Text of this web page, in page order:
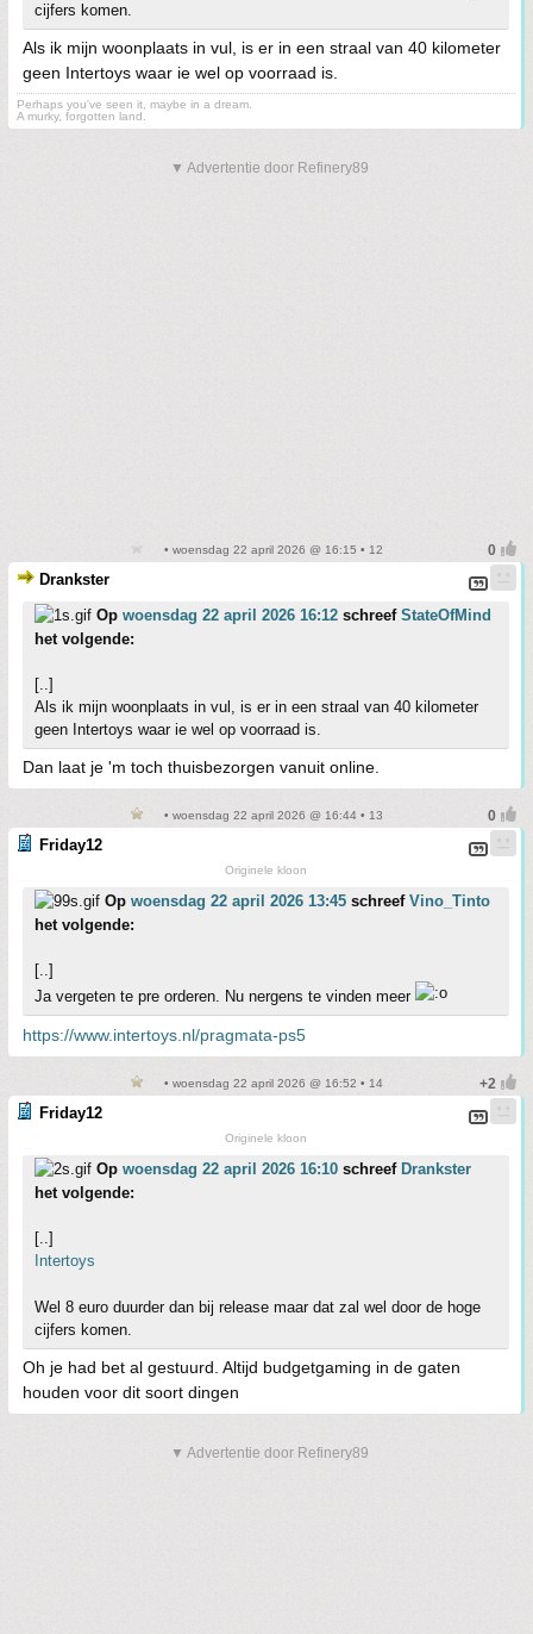
cijfers komen.
Als ik mijn woonplaats in vul, is er in een straal van 40 kilometer
geen Intertoys waar ie wel op voorraad is.
Perhaps you've seen it, maybe in a dream.
A murky, forgotten land.
▼ Advertentie door Refinery89
• woensdag 22 april 2026 @ 16:15 • 12
Drankster
Op woensdag 22 april 2026 16:12 schreef StateOfMind
het volgende:
[..]
Als ik mijn woonplaats in vul, is er in een straal van 40 kilometer
geen Intertoys waar ie wel op voorraad is.
Dan laat je 'm toch thuisbezorgen vanuit online.
• woensdag 22 april 2026 @ 16:44 • 13
Friday12
Originele kloon
Op woensdag 22 april 2026 13:45 schreef Vino_Tinto
het volgende:
[..]
Ja vergeten te pre orderen. Nu nergens te vinden meer
https://www.intertoys.nl/pragmata-ps5
• woensdag 22 april 2026 @ 16:52 • 14
Friday12
Originele kloon
Op woensdag 22 april 2026 16:10 schreef Drankster
het volgende:
[..]
Intertoys
Wel 8 euro duurder dan bij release maar dat zal wel door de hoge
cijfers komen.
Oh je had bet al gestuurd. Altijd budgetgaming in de gaten
houden voor dit soort dingen
▼ Advertentie door Refinery89